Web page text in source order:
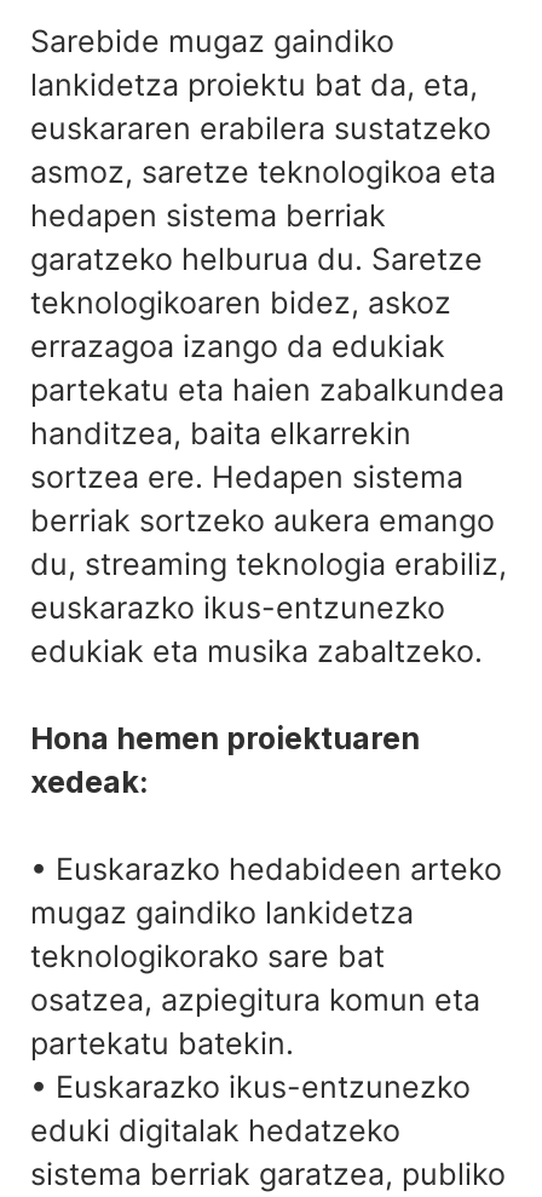
Sarebide mugaz gaindiko
lankidetza proiektu bat da, eta,
euskararen erabilera sustatzeko
asmoz, saretze teknologikoa eta
hedapen sistema berriak
garatzeko helburua du. Saretze
teknologikoaren bidez, askoz
errazagoa izango da edukiak
partekatu eta haien zabalkundea
handitzea, baita elkarrekin
sortzea ere. Hedapen sistema
berriak sortzeko aukera emango
du, streaming teknologia erabiliz,
euskarazko ikus-entzunezko
edukiak eta musika zabaltzeko.
Hona hemen proiektuaren
xedeak:
• Euskarazko hedabideen arteko
mugaz gaindiko lankidetza
teknologikorako sare bat
osatzea, azpiegitura komun eta
partekatu batekin.
• Euskarazko ikus-entzunezko
eduki digitalak hedatzeko
sistema berriak garatzea, publiko